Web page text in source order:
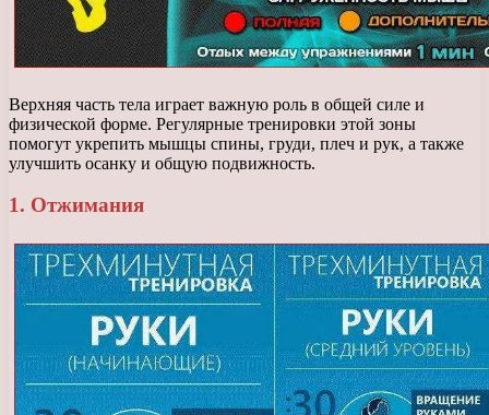
Верхняя часть тела играет важную роль в общей силе и
физической форме. Регулярные тренировки этой зоны
помогут укрепить мышцы спины, груди, плеч и рук, а также
улучшить осанку и общую подвижность.
1. Отжимания